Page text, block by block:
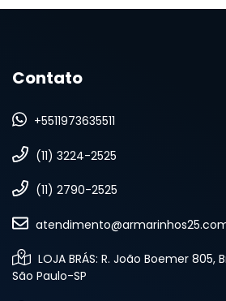
Contato
+5511973635511
(11) 3224-2525
(11) 2790-2525
LOJA BRÁS: R. João Boemer 805,
São Paulo-SP